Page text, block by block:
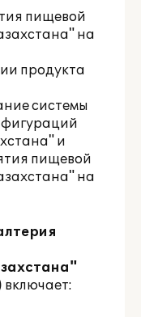
пищевой
на
продукта
системы
и
пищевой
на
включает: